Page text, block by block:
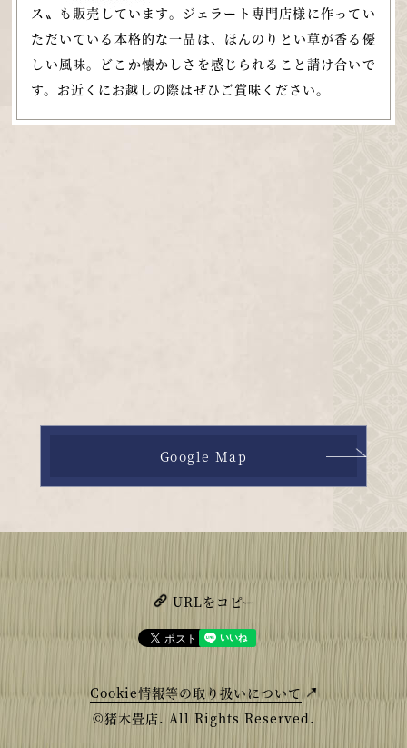
ス〟も販売しています。 ジェラート専門店様に作ってい
ただいている 本格的な一品は、ほんのりとい草が香る優
しい風味。 どこか懐かしさを感じられること請け合いで
す。 お近くにお越しの際はぜひご賞味ください。
Google Map
URLをコピー
Cookie情報等の取り扱いについて
©猪木畳店. All Rights Reserved.